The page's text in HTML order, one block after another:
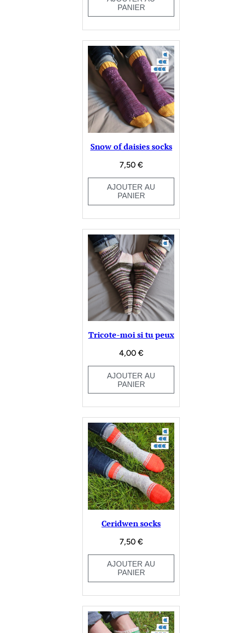
PANIER
Snow of daisies socks
7,50 €
AJOUTER AU
PANIER
Tricote-moi si tu peux
4,00 €
AJOUTER AU
PANIER
Ceridwen socks
7,50 €
AJOUTER AU
PANIER